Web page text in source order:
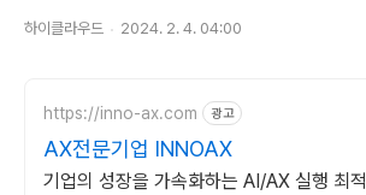
하이클라우드 2024. 2. 4. 04:00
https://inno-ax.com 광고
AX전문기업 INNOAX
기업의 성장을 가속화하는 AI/AX 실행 최적